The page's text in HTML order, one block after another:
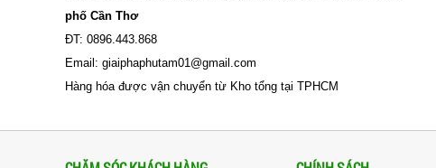
phố Cần Thơ
ĐT: 0896.443.868
Email: giaiphaphutam01@gmail.com
Hàng hóa được vận chuyển từ Kho tổng tại TPHCM